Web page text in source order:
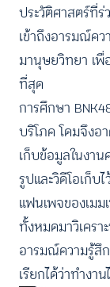
ประวัติศาสตร์ที่
เข้าถึงอารมณ์ค
มานุษยวิทยา เ
ที่สุด
การศึกษา
บริโภค โดมจึง
เก็บข้อมูลในงา
รูปและวิดีโอเก็บ
แฟนเพจของเม
ทั้งหมดมาวิเคร
อารมณ์ความรู้สึ
เรียกได้ว่าทำง